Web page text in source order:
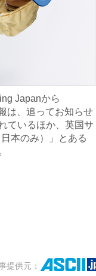
Japanから
は、追ってお知らせ
ているほか、英国サ
本のみ）」とある
提供元：